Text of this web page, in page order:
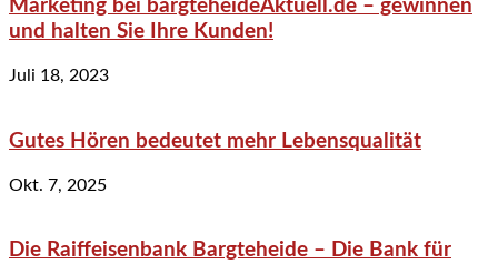
Marketing bei bargteheideAktuell.de – gewinnen
und halten Sie Ihre Kunden!
Juli 18, 2023
Gutes Hören bedeutet mehr Lebensqualität
Okt. 7, 2025
Die Raiffeisenbank Bargteheide – Die Bank für